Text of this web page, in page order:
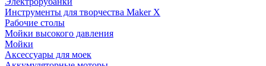
Инструменты для творчества Maker X
Рабочие столы
Мойки высокого давления
Мойки
Аксессуары для моек